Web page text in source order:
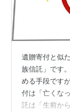
遺贈寄付と似
族信託」です
める手段です
付は「亡くな
託は「生前か